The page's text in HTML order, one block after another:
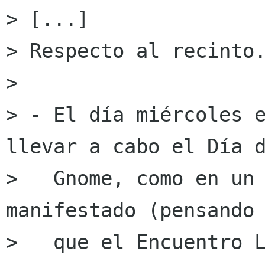
> [...]
> Respecto al
>
> - El día miércoles
llevar a cabo el Día
>   Gnome, como en
manifestado (pensando
>   que el Encuentro